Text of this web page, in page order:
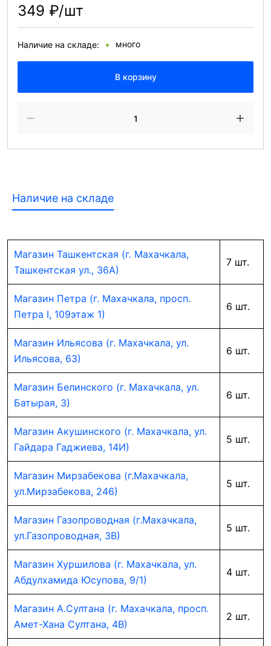
349 ₽/шт
Наличие на складе: много
В корзину
Наличие на складе
Магазин Ташкентская (г. Махачкала,
Ташкентская ул., 36А)
7 шт.
Магазин Петра (г. Махачкала, просп.
Петра I, 109этаж 1)
6 шт.
Магазин Ильясова (г. Махачкала, ул.
Ильясова, 63)
6 шт.
Магазин Белинского (г. Махачкала, ул.
Батырая, 3)
6 шт.
Магазин Акушинского (г. Махачкала, ул.
Гайдара Гаджиева, 14И)
5 шт.
Магазин Мирзабекова (г.Махачкала,
ул.Мирзабекова, 246)
5 шт.
Магазин Газопроводная (г.Махачкала,
ул.Газопроводная, 3В)
5 шт.
Магазин Хуршилова (г. Махачкала, ул.
Абдулхамида Юсупова, 9/1)
4 шт.
Магазин А.Султана (г. Махачкала, просп.
Амет-Хана Султана, 4В)
2 шт.